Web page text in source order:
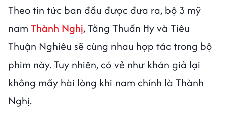
Theo tin tức ban đầu được đưa ra, bộ 3 mỹ
nam Thành Nghị, Tằng Thuấn Hy và Tiêu
Thuận Nghiêu sẽ cùng nhau hợp tác trong bộ
phim này. Tuy nhiên, có vẻ như khán giả lại
không mấy hài lòng khi nam chính là Thành
Nghị.